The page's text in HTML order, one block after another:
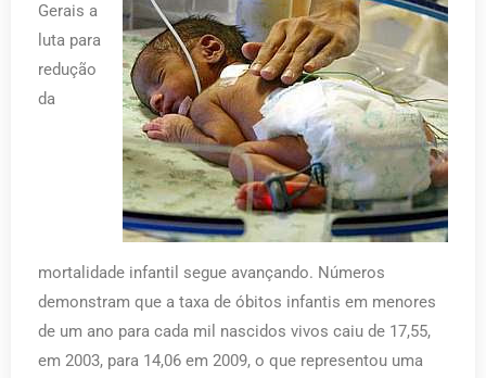
Gerais a
luta para
redução
da
mortalidade infantil segue avançando. Números
demonstram que a taxa de óbitos infantis em menores
de um ano para cada mil nascidos vivos caiu de 17,55,
em 2003, para 14,06 em 2009, o que representou uma